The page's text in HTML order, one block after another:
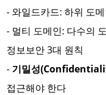
- 와일드카드: 하위 도
- 멀티 도메인: 다수의
정보보안 3대 원칙
- 기밀성
접근해야 한다